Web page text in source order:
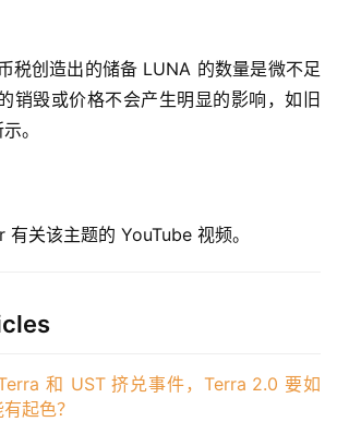
税创造出的储备 LUNA 的数量是微不足
销毁或价格不会产生明显的影响，如旧
。
关该主题的 YouTube 视频。
和 UST 挤兑事件，Terra 2.0 要如
起色？